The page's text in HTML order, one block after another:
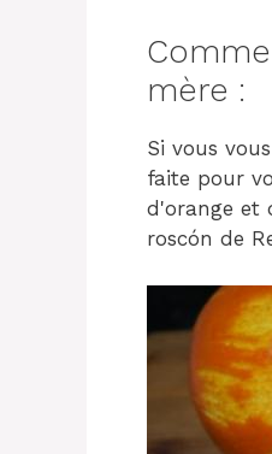
mère :
Si vous
faite pour
d'orange et
roscón de